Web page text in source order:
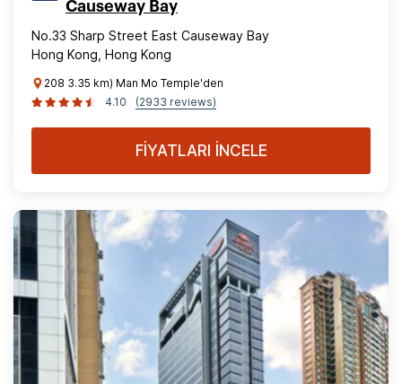
Causeway Bay
No.33 Sharp Street East Causeway Bay
Hong Kong, Hong Kong
208 3.35 km) Man Mo Temple'den
4.10
(2933 reviews)
FİYATLARI İNCELE